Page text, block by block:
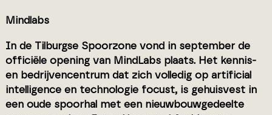
Mindlabs
In de Tilburgse Spoorzone vond in september de
officiële opening van MindLabs plaats. Het kennis-
en bedrijvencentrum dat zich volledig op artificial
intelligence en technologie focust, is gehuisvest in
een oude spoorhal met een nieuwbouwgedeelte